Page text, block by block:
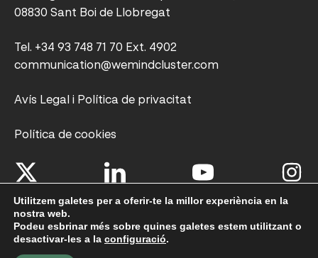
08830 Sant Boi de Llobregat
Tel. +34 93 748 71 70 Ext. 4902
communication@wemindcluster.com
Avís Legal i Política de privacitat
Política de cookies
© 2026WEMIND CLUSTER
Disseny web: mafsdisseny gràfic i web
Utilitzem galetes per a oferir-te la millor experiència en la
nostra web.
Podeu esbrinar més sobre quines galetes estem utilitzant o
desactivar-les a la configuració.